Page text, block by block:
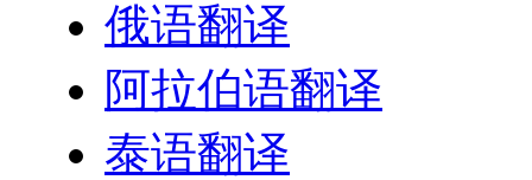
俄语翻译
阿拉伯语翻译
泰语翻译